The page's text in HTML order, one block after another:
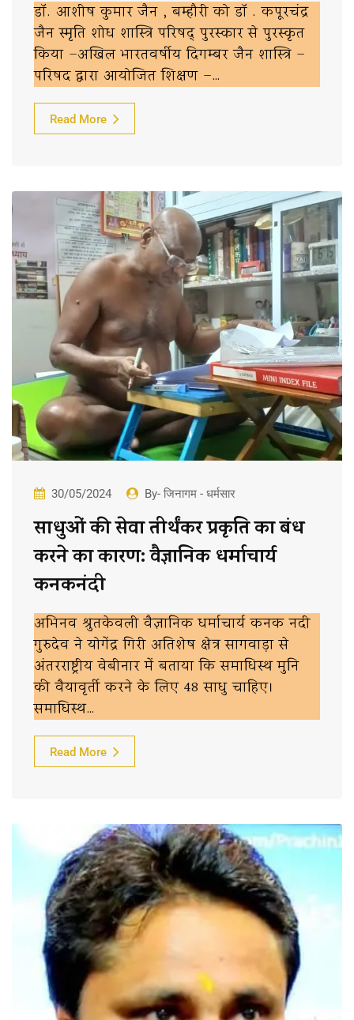
डॉ. आशीष कुमार जैन , बम्हौरी को डॉ . कपूरचंद्र
जैन स्मृति शोध शास्त्रि परिषद् पुरस्कार से पुरस्कृत
किया –अखिल भारतवर्षीय दिगम्बर जैन शास्त्रि –
परिषद द्वारा आयोजित शिक्षण –…
Read More
30/05/2024 By- जिनागम - धर्मसार
साधुओं की सेवा तीर्थंकर प्रकृति का बंध
करने का कारण: वैज्ञानिक धर्माचार्य
कनकनंदी
अभिनव श्रुतकेवली वैज्ञानिक धर्माचार्य कनक नदी
गुरुदेव ने योगेंद्र गिरी अतिशेष क्षेत्र सागवाड़ा से
अंतरराष्ट्रीय वेबीनार में बताया कि समाधिस्थ मुनि
की वैयावृर्ती करने के लिए 48 साधु चाहिए।
समाधिस्थ…
Read More